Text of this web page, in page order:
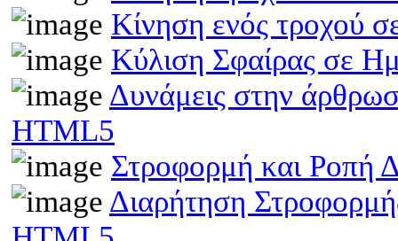
Κίνηση ενός τροχού
Κύλιση Σφαίρας σε
Δυνάμεις στην
HTML5
Στροφορμή και Ροπή
Διαρήτηση